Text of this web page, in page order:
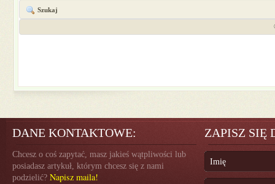
Szukaj
DANE KONTAKTOWE:
Chcesz o coś zapytać, masz jakieś wątpliwości lub
posiadasz artykuł, którym chcesz się z nami
podzielić? Napisz maila!
ZAPISZ SIĘ